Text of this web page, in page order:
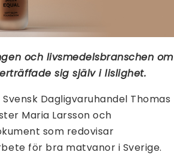
och livsmedelsbranschen om
sig själv i lislighet.
Dagligvaruhandel Thomas
Maria Larsson och
som redovisar
för bra matvanor i Sverige.